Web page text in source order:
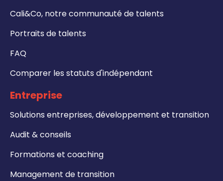
Cali&Co, notre communauté de talents
Portraits de talents
FAQ
Comparer les statuts d'indépendant
Entreprise
Solutions entreprises, développement et transition
Audit & conseils
Formations et coaching
Management de transition